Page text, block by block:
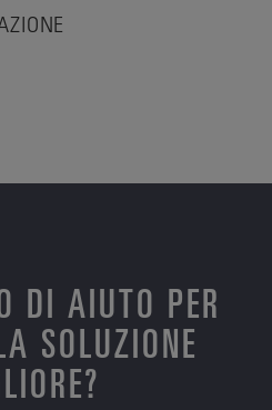
DI AIUTO PER
SOLUZIONE